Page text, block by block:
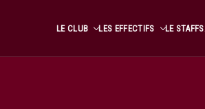
LE CLUB LES EFFECTIFS LE STAFF